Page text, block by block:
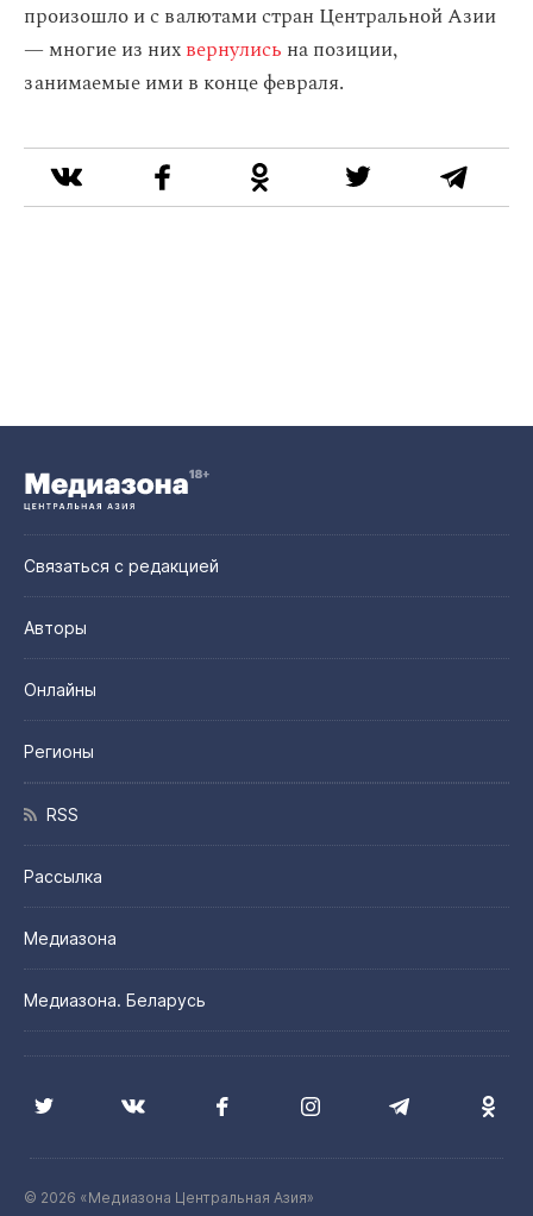
произошло и с валютами стран Центральной Азии
— многие из нихвернулись на позиции,
занимаемые ими в конце февраля.
Связаться с редакцией
Авторы
Онлайны
Регионы
RSS
Рассылка
Медиазона
Медиазона. Беларусь
© 2026 «Медиазона Центральная Азия»